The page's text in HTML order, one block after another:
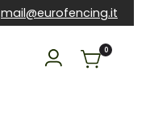
mail@eurofencing.it
0